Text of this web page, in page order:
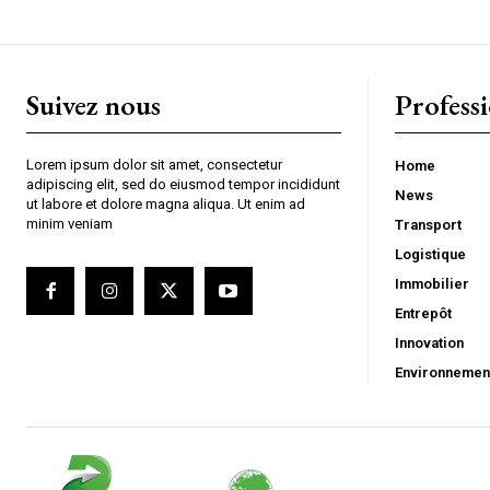
Suivez nous
Lorem ipsum dolor sit amet, consectetur
adipiscing elit, sed do eiusmod tempor incididunt
ut labore et dolore magna aliqua. Ut enim ad
minim veniam
Home
News
Transport
Logistique
Immobilier
Entrepôt
Innovation